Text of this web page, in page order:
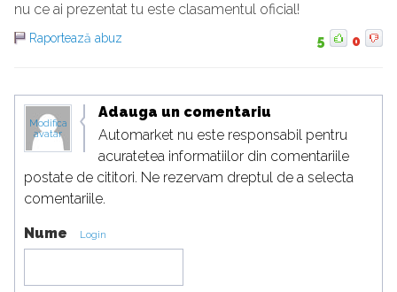
nu ce ai prezentat tu este clasamentul oficial!
Raportează abuz 5 0
Modifica
avatar
Adauga un comentariu
Automarket nu este responsabil pentru
acuratetea informatiilor din comentariile
postate de cititori. Ne rezervam dreptul de a selecta
comentariile.
Nume Login